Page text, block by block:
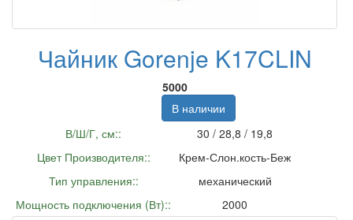
Чайник Gorenje K17CLIN
5000
В наличии
В/Ш/Г, см::
30 / 28,8 / 19,8
Цвет Производителя::
Крем-Слон.кость-Беж
Тип управления::
механический
Мощность подключения (Вт)::
2000